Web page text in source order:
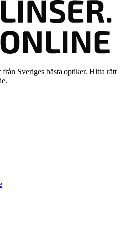
Sveriges bästa optiker. Hitta rätt